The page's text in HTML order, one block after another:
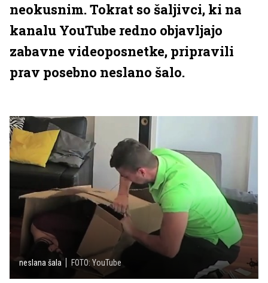
neokusnim. Tokrat so šaljivci, ki na
kanalu YouTube redno objavljajo
zabavne videoposnetke, pripravili
prav posebno neslano šalo.
neslana šala FOTO: YouTube